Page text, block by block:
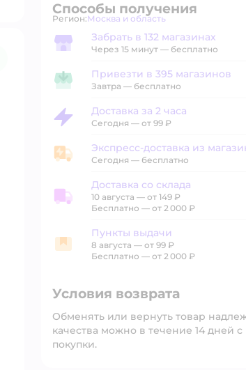
Способы получения
Регион: Выбор адреса доставки.
Москва и область
Забрать в магазине
Забрать в 132 магазинах
Через 15 минут — бесплатно
Привезти в магазин
Привезти в 395 магазинов
Завтра — бесплатно
Доставка за 2 часа
Доставка за 2 часа
Сегодня — от 99 ₽
Экспресс-доставка из магазина
Экспресс-доставка из
Сегодня — бесплатно
Доставка со склада
Доставка со склада
10 августа — от 149 ₽
Бесплатно — от 2 000 ₽
Пункты выдачи
Пункты выдачи
8 августа — от 99 ₽
Бесплатно — от 2 000 ₽
Условия возврата
Обменять или вернуть товар
качества можно в течение 14 дней
покупки.